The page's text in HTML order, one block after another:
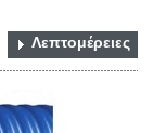
Λεπτομέρειες